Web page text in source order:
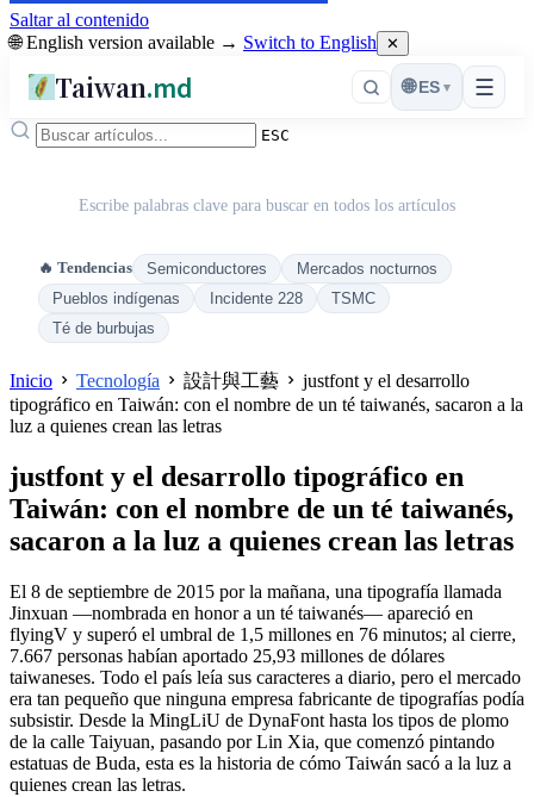
Saltar al contenido
🌐 English version available → Switch to English ✕
Taiwan.md ☰
🌐 ES ▾
ESC
Escribe palabras clave para buscar en todos los artículos
🔥 Tendencias Semiconductores
Mercados nocturnos
Pueblos indígenas
Incidente 228
TSMC
Té de burbujas
Inicio Tecnología 設計與工藝
justfont y el desarrollo
tipográfico en Taiwán: con el nombre de un té taiwanés, sacaron a la
luz a quienes crean las letras
justfont y el desarrollo tipográfico en
Taiwán: con el nombre de un té taiwanés,
sacaron a la luz a quienes crean las letras
El 8 de septiembre de 2015 por la mañana, una tipografía llamada
Jinxuan —nombrada en honor a un té taiwanés— apareció en
flyingV y superó el umbral de 1,5 millones en 76 minutos; al cierre,
7.667 personas habían aportado 25,93 millones de dólares
taiwaneses. Todo el país leía sus caracteres a diario, pero el mercado
era tan pequeño que ninguna empresa fabricante de tipografías podía
subsistir. Desde la MingLiU de DynaFont hasta los tipos de plomo
de la calle Taiyuan, pasando por Lin Xia, que comenzó pintando
estatuas de Buda, esta es la historia de cómo Taiwán sacó a la luz a
quienes crean las letras.